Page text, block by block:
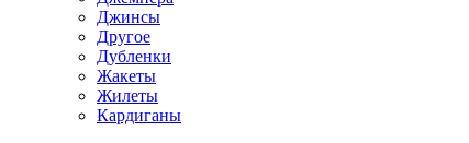
Джинсы
Другое
Дубленки
Жакеты
Жилеты
Кардиганы